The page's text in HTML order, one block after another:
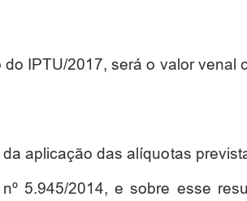
IPTU/2017, será o valor
aplicação das alíquotas
5.945/2014, e sobre esse